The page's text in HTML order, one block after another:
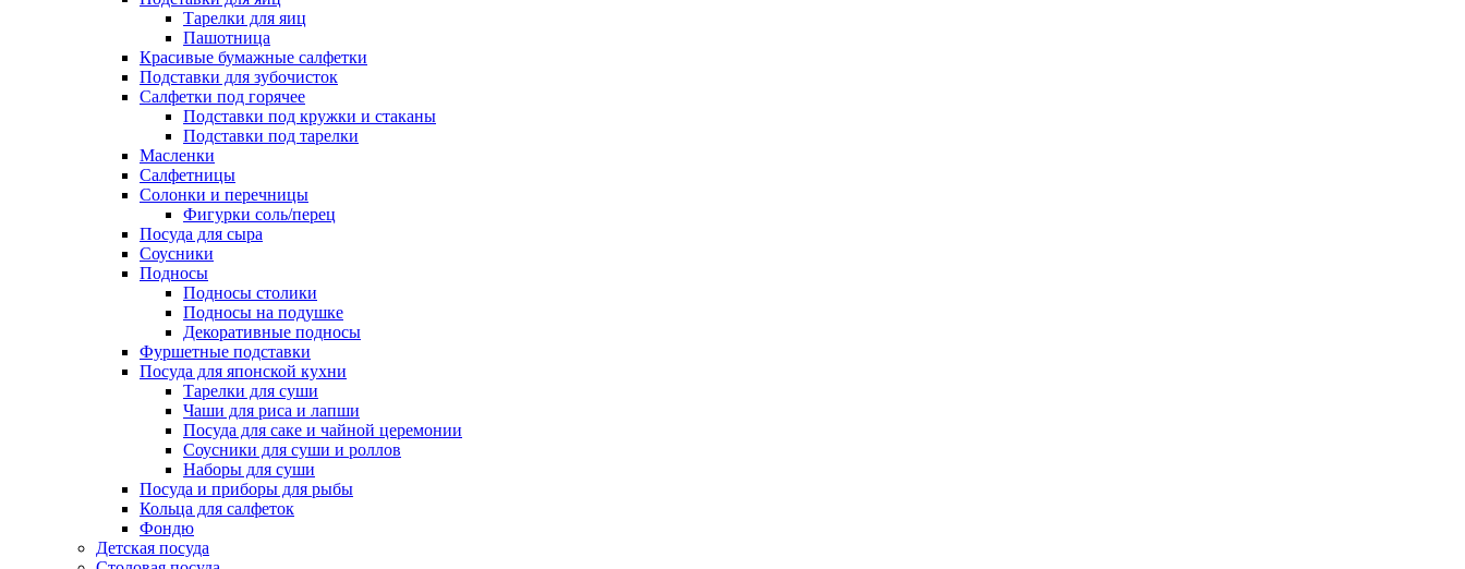
Тарелки для яиц
Пашотница
Красивые бумажные салфетки
Подставки для зубочисток
Салфетки под горячее
Подставки под кружки и стаканы
Подставки под тарелки
Масленки
Салфетницы
Солонки и перечницы
Фигурки соль/перец
Посуда для сыра
Соусники
Подносы
Подносы столики
Подносы на подушке
Декоративные подносы
Фуршетные подставки
Посуда для японской кухни
Тарелки для суши
Чаши для риса и лапши
Посуда для саке и чайной церемонии
Соусники для суши и роллов
Наборы для суши
Посуда и приборы для рыбы
Кольца для салфеток
Фондю
Детская посуда